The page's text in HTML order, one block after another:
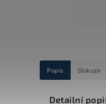
Popis Diskuze
Detailní